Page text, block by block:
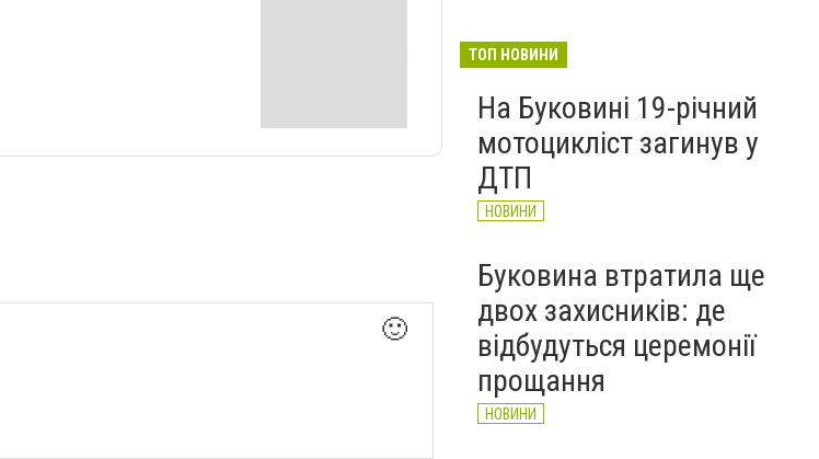
🙂
критичну ситуацію з водою
НОВИНИ
ТОП НОВИНИ
На Буковині 19-річний
мотоцикліст загинув у
ДТП
НОВИНИ
Буковина втратила ще
двох захисників: де
відбудуться церемонії
прощання
НОВИНИ